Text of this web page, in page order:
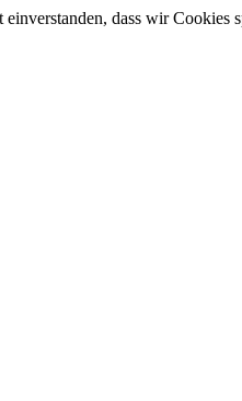
dass wir Cookies